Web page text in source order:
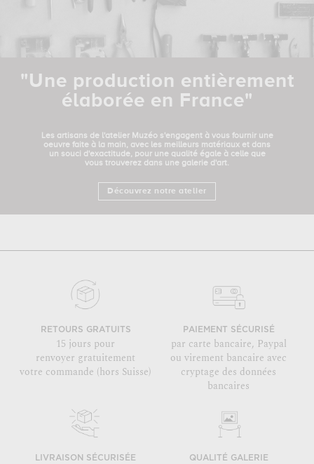
"Une production entièrement
élaborée en France"
Les artisans de l'atelier Muzéo s'engagent à vous fournir une
oeuvre faite à la main, avec les meilleurs matériaux et dans
un souci d'exactitude, pour une qualité égale à celle que
vous trouverez dans une galerie d'art.
Découvrez notre atelier
RETOURS GRATUITS
15 jours pour
renvoyer gratuitement
votre commande (hors Suisse)
PAIEMENT SÉCURISÉ
par carte bancaire, Paypal
ou virement bancaire avec
cryptage des données
bancaires
LIVRAISON SÉCURISÉE QUALITÉ GALERIE